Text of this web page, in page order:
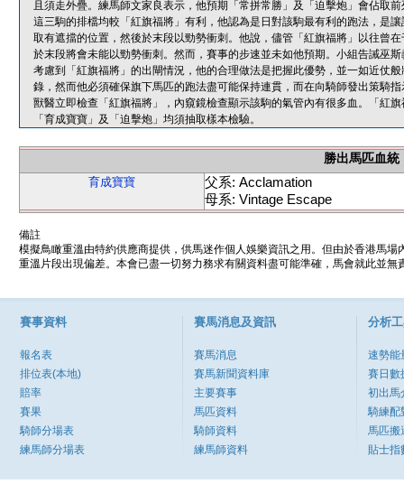
且須走外疊。練馬師文家良表示，他預期「常拼常勝」及「迫擊炮」會佔取
這三駒的排檔均較「紅旗福將」有利，他認為是日對該駒最有利的跑法，是
取有遮擋的位置，然後於末段以勁勢衝刺。他說，儘管「紅旗福將」以往曾
於末段將會未能以勁勢衝刺。然而，賽事的步速並未如他預期。小組告誡巫
考慮到「紅旗福將」的出閘情況，他的合理做法是把握此優勢，並一如近仗
錄，然而他必須確保旗下馬匹的跑法盡可能保持連貫，而在向騎師發出策騎
獸醫立即檢查「紅旗福將」，內窺鏡檢查顯示該駒的氣管內有很多血。「紅
「育成寶寶」及「迫擊炮」均須抽取樣本檢驗。
勝出馬匹血統
育成寶寶
父系: Acclamation
母系: Vintage Escape
備註
模擬鳥瞰重溫由特約供應商提供，供馬迷作個人娛樂資訊之用。但由於香港馬
重溫片段出現偏差。本會已盡一切努力務求有關資料盡可能準確，馬會就此並
賽事資料
報名表
排位表(本地)
賠率
賽果
騎師分場表
練馬師分場表
賽馬消息及資訊
賽馬消息
賽馬新聞資料庫
主要賽事
馬匹資料
騎師資料
練馬師資料
分析
速勢能
賽日數
初出馬
騎練配
馬匹搬
貼士指